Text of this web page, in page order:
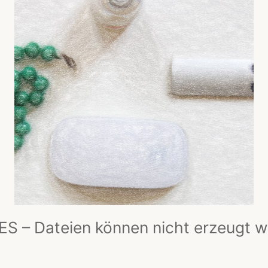
– Dateien können nicht erzeugt